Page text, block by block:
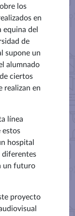
los
en
del
de
supone un
alumnado
ciertos
realizan en
línea
estos
hospital
diferentes
un futuro
proyecto